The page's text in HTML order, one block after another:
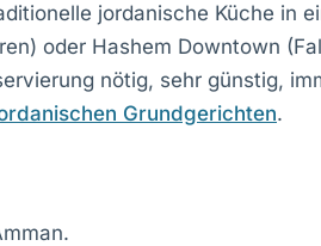
jordanische Küche in
oder Hashem Downtown
nötig, sehr günstig,
Grundgerichten.